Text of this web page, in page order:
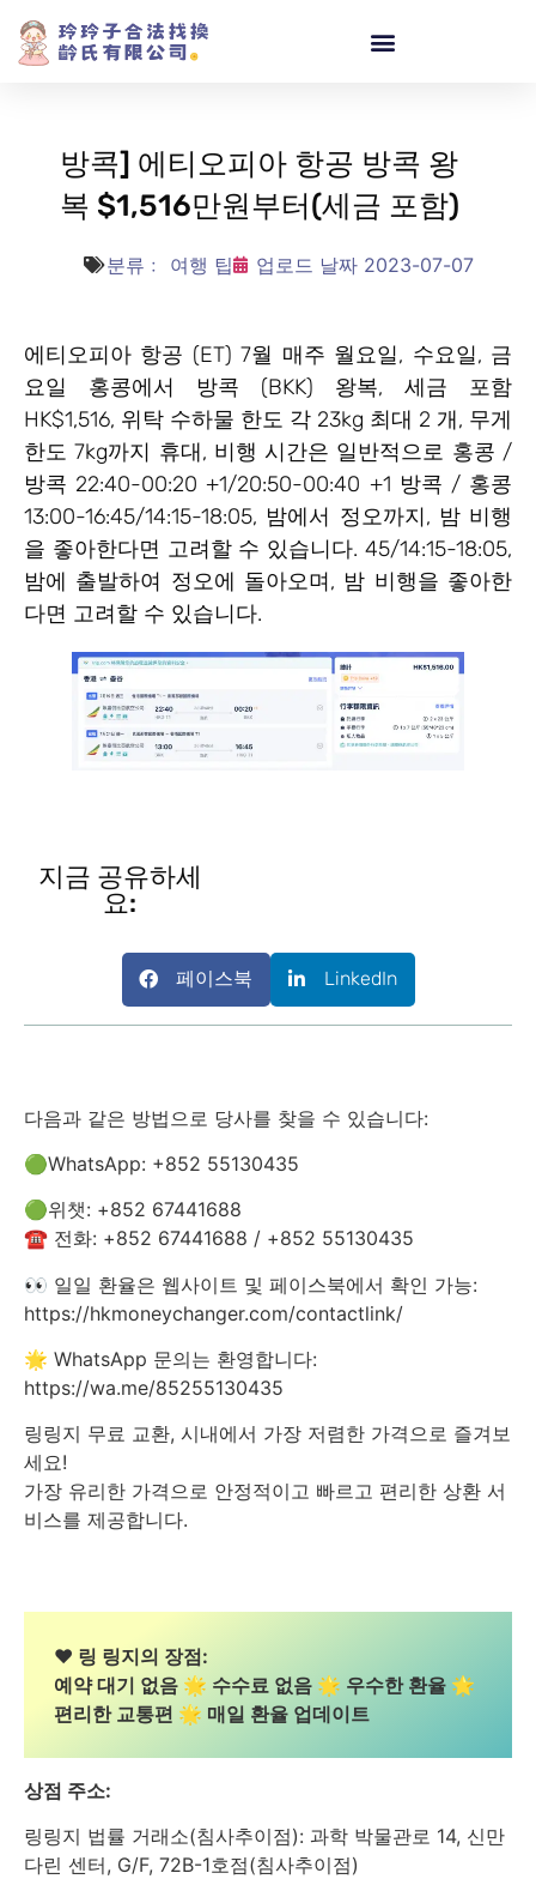
방콕] 에티오피아 항공 방콕 왕
복 $1,516만원부터(세금 포함)
분류﹕ 여행 팁 업로드 날짜 2023-07-07
에티오피아 항공 (ET) 7월 매주 월요일, 수요일, 금
요일 홍콩에서 방콕 (BKK) 왕복, 세금 포함
HK$1,516, 위탁 수하물 한도 각 23kg 최대 2 개, 무게
한도 7kg까지 휴대, 비행 시간은 일반적으로 홍콩 /
방콕 22:40-00:20 +1/20:50-00:40 +1 방콕 / 홍콩
13:00-16:45/14:15-18:05, 밤에서 정오까지, 밤 비행
을 좋아한다면 고려할 수 있습니다. 45/14:15-18:05,
밤에 출발하여 정오에 돌아오며, 밤 비행을 좋아한
다면 고려할 수 있습니다.
지금 공유하세
요:
페이스북 LinkedIn
다음과 같은 방법으로 당사를 찾을 수 있습니다:
🟢WhatsApp: +852 55130435
🟢위챗: +852 67441688
☎️ 전화: +852 67441688 / +852 55130435
👀 일일 환율은 웹사이트 및 페이스북에서 확인 가능:
https://hkmoneychanger.com/contactlink/
🌟 WhatsApp 문의는 환영합니다:
https://wa.me/85255130435
링링지 무료 교환, 시내에서 가장 저렴한 가격으로 즐겨보
세요!
가장 유리한 가격으로 안정적이고 빠르고 편리한 상환 서
비스를 제공합니다.
❤️ 링 링지의 장점:
예약 대기 없음 🌟 수수료 없음 🌟 우수한 환율 🌟
편리한 교통편 🌟 매일 환율 업데이트
상점 주소:
링링지 법률 거래소(침사추이점): 과학 박물관로 14, 신만
다린 센터, G/F, 72B-1호점(침사추이점)